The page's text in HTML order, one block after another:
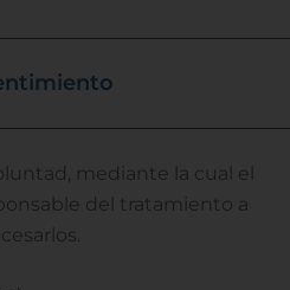
mediante la cual el
del tratamiento a